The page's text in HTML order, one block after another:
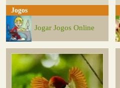
Jogos
Jogar Jogos Online